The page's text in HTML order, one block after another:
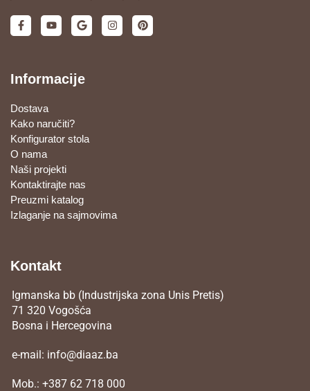
Informacije
Dostava
Kako naručiti?
Konfigurator stola
O nama
Naši projekti
Kontaktirajte nas
Preuzmi katalog
Izlaganje na sajmovima
Kontakt
Igmanska bb (Industrijska zona Unis Pretis)
71 320 Vogošća
Bosna i Hercegovina
e-mail: info@diaaz.ba
Mob.: +387 62 718 000